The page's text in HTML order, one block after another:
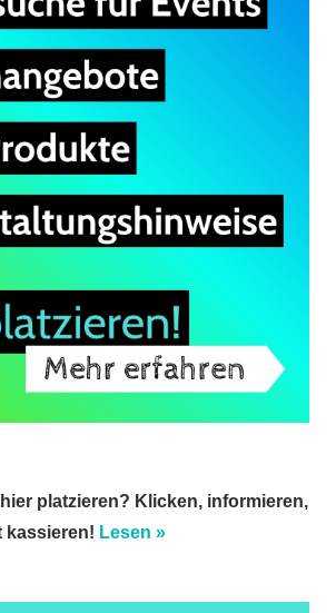
platzieren? Klicken, informieren,
kassieren! Lesen »